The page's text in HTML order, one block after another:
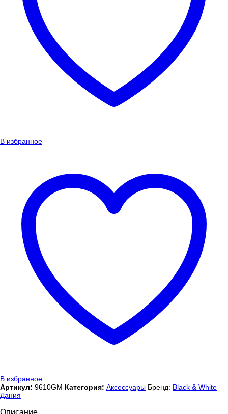
В избранное
В избранное
Артикул: 9610GM Категория: Аксессуары Бренд: Black & White
Дания
Описание